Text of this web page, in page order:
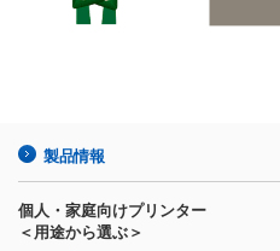
製品情報
個人・家庭向けプリンター
＜用途から選ぶ＞